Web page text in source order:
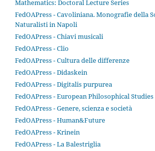
Mathematics: Doctoral Lecture Series
FedOAPress - Cavoliniana. Monografie della
Naturalisti in Napoli
FedOAPress - Chiavi musicali
FedOAPress - Clio
FedOAPress - Cultura delle differenze
FedOAPress - Didaskein
FedOAPress - Digitalis purpurea
FedOAPress - European Philosophical Studies
FedOAPress - Genere, scienza e società
FedOAPress - Human&Future
FedOAPress - Krinein
FedOAPress - La Balestriglia